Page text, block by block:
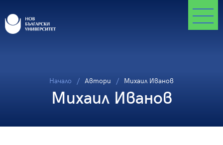
Начало Автори Михаил Иванов
Михаил Иванов